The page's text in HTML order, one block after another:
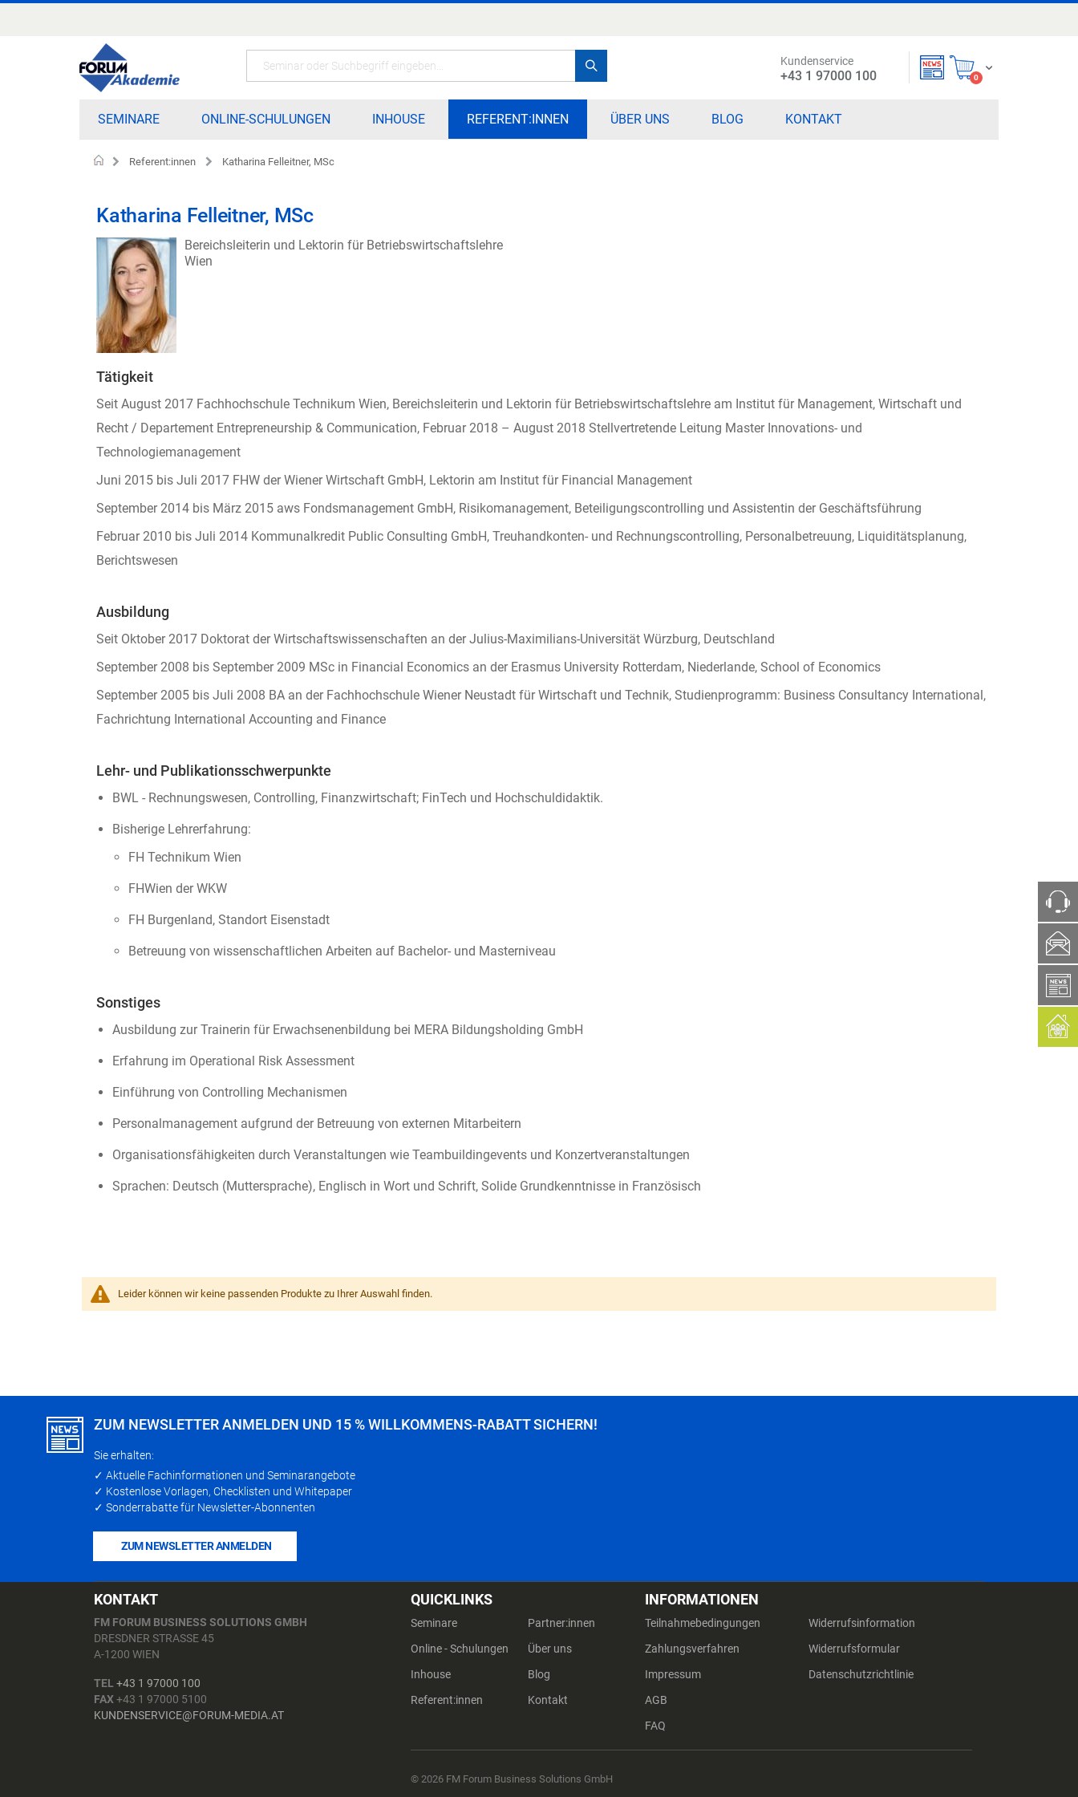
springen
Mein Warenkorb
0items
Kundenservice
+43 1 97000 100
SEMINARE ONLINE-SCHULUNGEN INHOUSE REFERENT:INNEN ÜBER UNS BLOG KONTAKT
Referent:innen Katharina Felleitner, MSc
ph
box
Katharina Felleitner, MSc
Bereichsleiterin und Lektorin für Betriebswirtschaftslehre
Wien
Tätigkeit
Seit August 2017 Fachhochschule Technikum Wien, Bereichsleiterin und Lektorin für Betriebswirtschaftslehre am Institut für Management, Wirtschaft und
Recht / Departement Entrepreneurship & Communication, Februar 2018 – August 2018 Stellvertretende Leitung Master Innovations- und
Technologiemanagement
Juni 2015 bis Juli 2017 FHW der Wiener Wirtschaft GmbH, Lektorin am Institut für Financial Management
September 2014 bis März 2015 aws Fondsmanagement GmbH, Risikomanagement, Beteiligungscontrolling und Assistentin der Geschäftsführung
Februar 2010 bis Juli 2014 Kommunalkredit Public Consulting GmbH, Treuhandkonten- und Rechnungscontrolling, Personalbetreuung, Liquiditätsplanung,
Berichtswesen
Ausbildung
Seit Oktober 2017 Doktorat der Wirtschaftswissenschaften an der Julius-Maximilians-Universität Würzburg, Deutschland
September 2008 bis September 2009 MSc in Financial Economics an der Erasmus University Rotterdam, Niederlande, School of Economics
September 2005 bis Juli 2008 BA an der Fachhochschule Wiener Neustadt für Wirtschaft und Technik, Studienprogramm: Business Consultancy International,
Fachrichtung International Accounting and Finance
Lehr- und Publikationsschwerpunkte
BWL - Rechnungswesen, Controlling, Finanzwirtschaft; FinTech und Hochschuldidaktik.
Bisherige Lehrerfahrung:
FH Technikum Wien
FHWien der WKW
FH Burgenland, Standort Eisenstadt
Betreuung von wissenschaftlichen Arbeiten auf Bachelor- und Masterniveau
Sonstiges
Ausbildung zur Trainerin für Erwachsenenbildung bei MERA Bildungsholding GmbH
Erfahrung im Operational Risk Assessment
Einführung von Controlling Mechanismen
Personalmanagement aufgrund der Betreuung von externen Mitarbeitern
Organisationsfähigkeiten durch Veranstaltungen wie Teambuildingevents und Konzertveranstaltungen
Sprachen: Deutsch (Muttersprache), Englisch in Wort und Schrift, Solide Grundkenntnisse in Französisch
Leider können wir keine passenden Produkte zu Ihrer Auswahl finden.
ZUM NEWSLETTER ANMELDEN UND 15 % WILLKOMMENS-RABATT SICHERN!
Sie erhalten:
✓ Aktuelle Fachinformationen und Seminarangebote
✓ Kostenlose Vorlagen, Checklisten und Whitepaper
✓ Sonderrabatte für Newsletter-Abonnenten
ZUM NEWSLETTER ANMELDEN
KONTAKT
FM FORUM BUSINESS SOLUTIONS GMBH
DRESDNER STRASSE 45
A-1200 WIEN
TEL +43 1 97000 100
FAX+43 1 97000 5100
KUNDENSERVICE@FORUM-MEDIA.AT
QUICKLINKS
Seminare
Online - Schulungen
Inhouse
Referent:innen
Partner:innen
Über uns
Blog
Kontakt
INFORMATIONEN
Teilnahmebedingungen
Zahlungsverfahren
Impressum
AGB
FAQ
Widerrufsinformation
Widerrufsformular
Datenschutzrichtlinie
© 2026 FM Forum Business Solutions GmbH